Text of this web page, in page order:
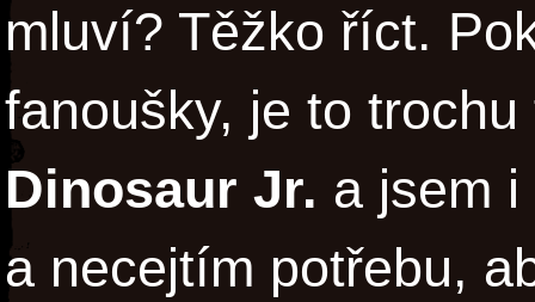
mluví? Těžko říct.
fanoušky, je to
Dinosaur Jr. a jsem
a necejtím potřebu,